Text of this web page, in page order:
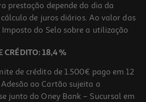
prestação depende do dia da
de juros diários. Ao valor das
Imposto do Selo sobre a utilização
CRÉDITO: 18,4 %
de crédito de 1.500€ pago em 12
Adesão ao Cartão sujeita a
junto do Oney Bank – Sucursal em